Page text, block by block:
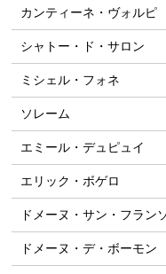
カンティーネ・ヴォルピ
シャトー・ド・サロン
ミシェル・フォネ
ソレーム
エミール・デュピュイ
エリック・ボゲロ
ドメーヌ・サン・フラン
ドメーヌ・デ・ボーモン